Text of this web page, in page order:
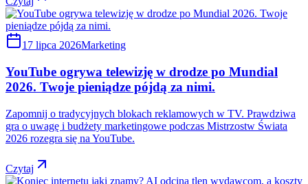
17 lipca 2026Marketing
YouTube ogrywa telewizję w drodze po Mundial
2026. Twoje pieniądze pójdą za nimi.
Zapomnij o tradycyjnych blokach reklamowych w TV. Prawdziwa
gra o uwagę i budżety marketingowe podczas Mistrzostw Świata
2026 rozegra się na YouTube.
Czytaj